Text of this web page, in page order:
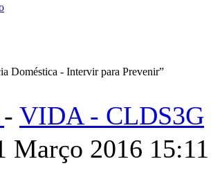
Doméstica - Intervir para Prevenir”
- VIDA - CLDS3G
Março 2016 15:11